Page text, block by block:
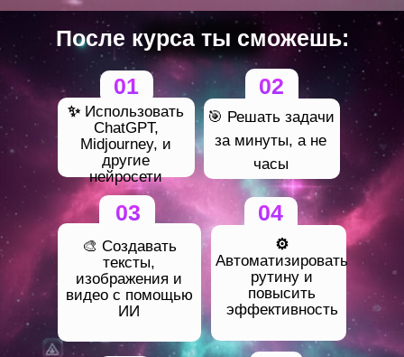
После курса ты сможешь:
✨Использовать
ChatGPT,
Midjourney, и
другие
нейросети
02
01
03
🎨 Создавать
тексты,
изображения и
видео с помощью
ИИ
04
⚙️
Автоматизировать
рутину и
повысить
эффективность
🎯 Решать задачи
за минуты, а не
часы